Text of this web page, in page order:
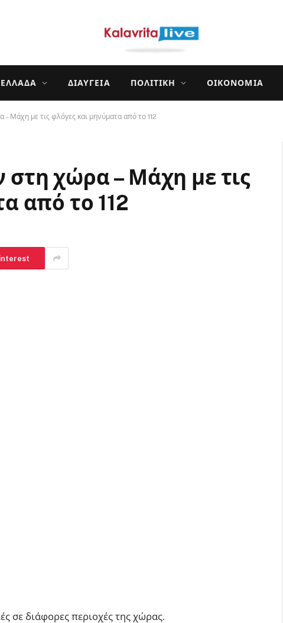
ΔΙΑΎΓΕΙΑ ΠΟΛΙΤΙΚΉ ΟΙΚΟΝΟΜΊΑ
Μάχη με τις φλόγες και μηνύματα από το 112
χώρα – Μάχη με τις
από το 112
σε διάφορες περιοχές της χώρας.